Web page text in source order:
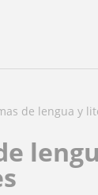
de lengua y